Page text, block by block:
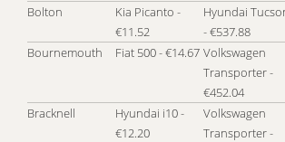
Bolton
Kia Picanto -
€11.52
Hyundai
- €537.88
Bournemouth
Fiat 500 - €14.67 Volkswagen
Transporter -
€452.04
Bracknell
Hyundai i10 -
€12.20
Volkswagen
Transporter -